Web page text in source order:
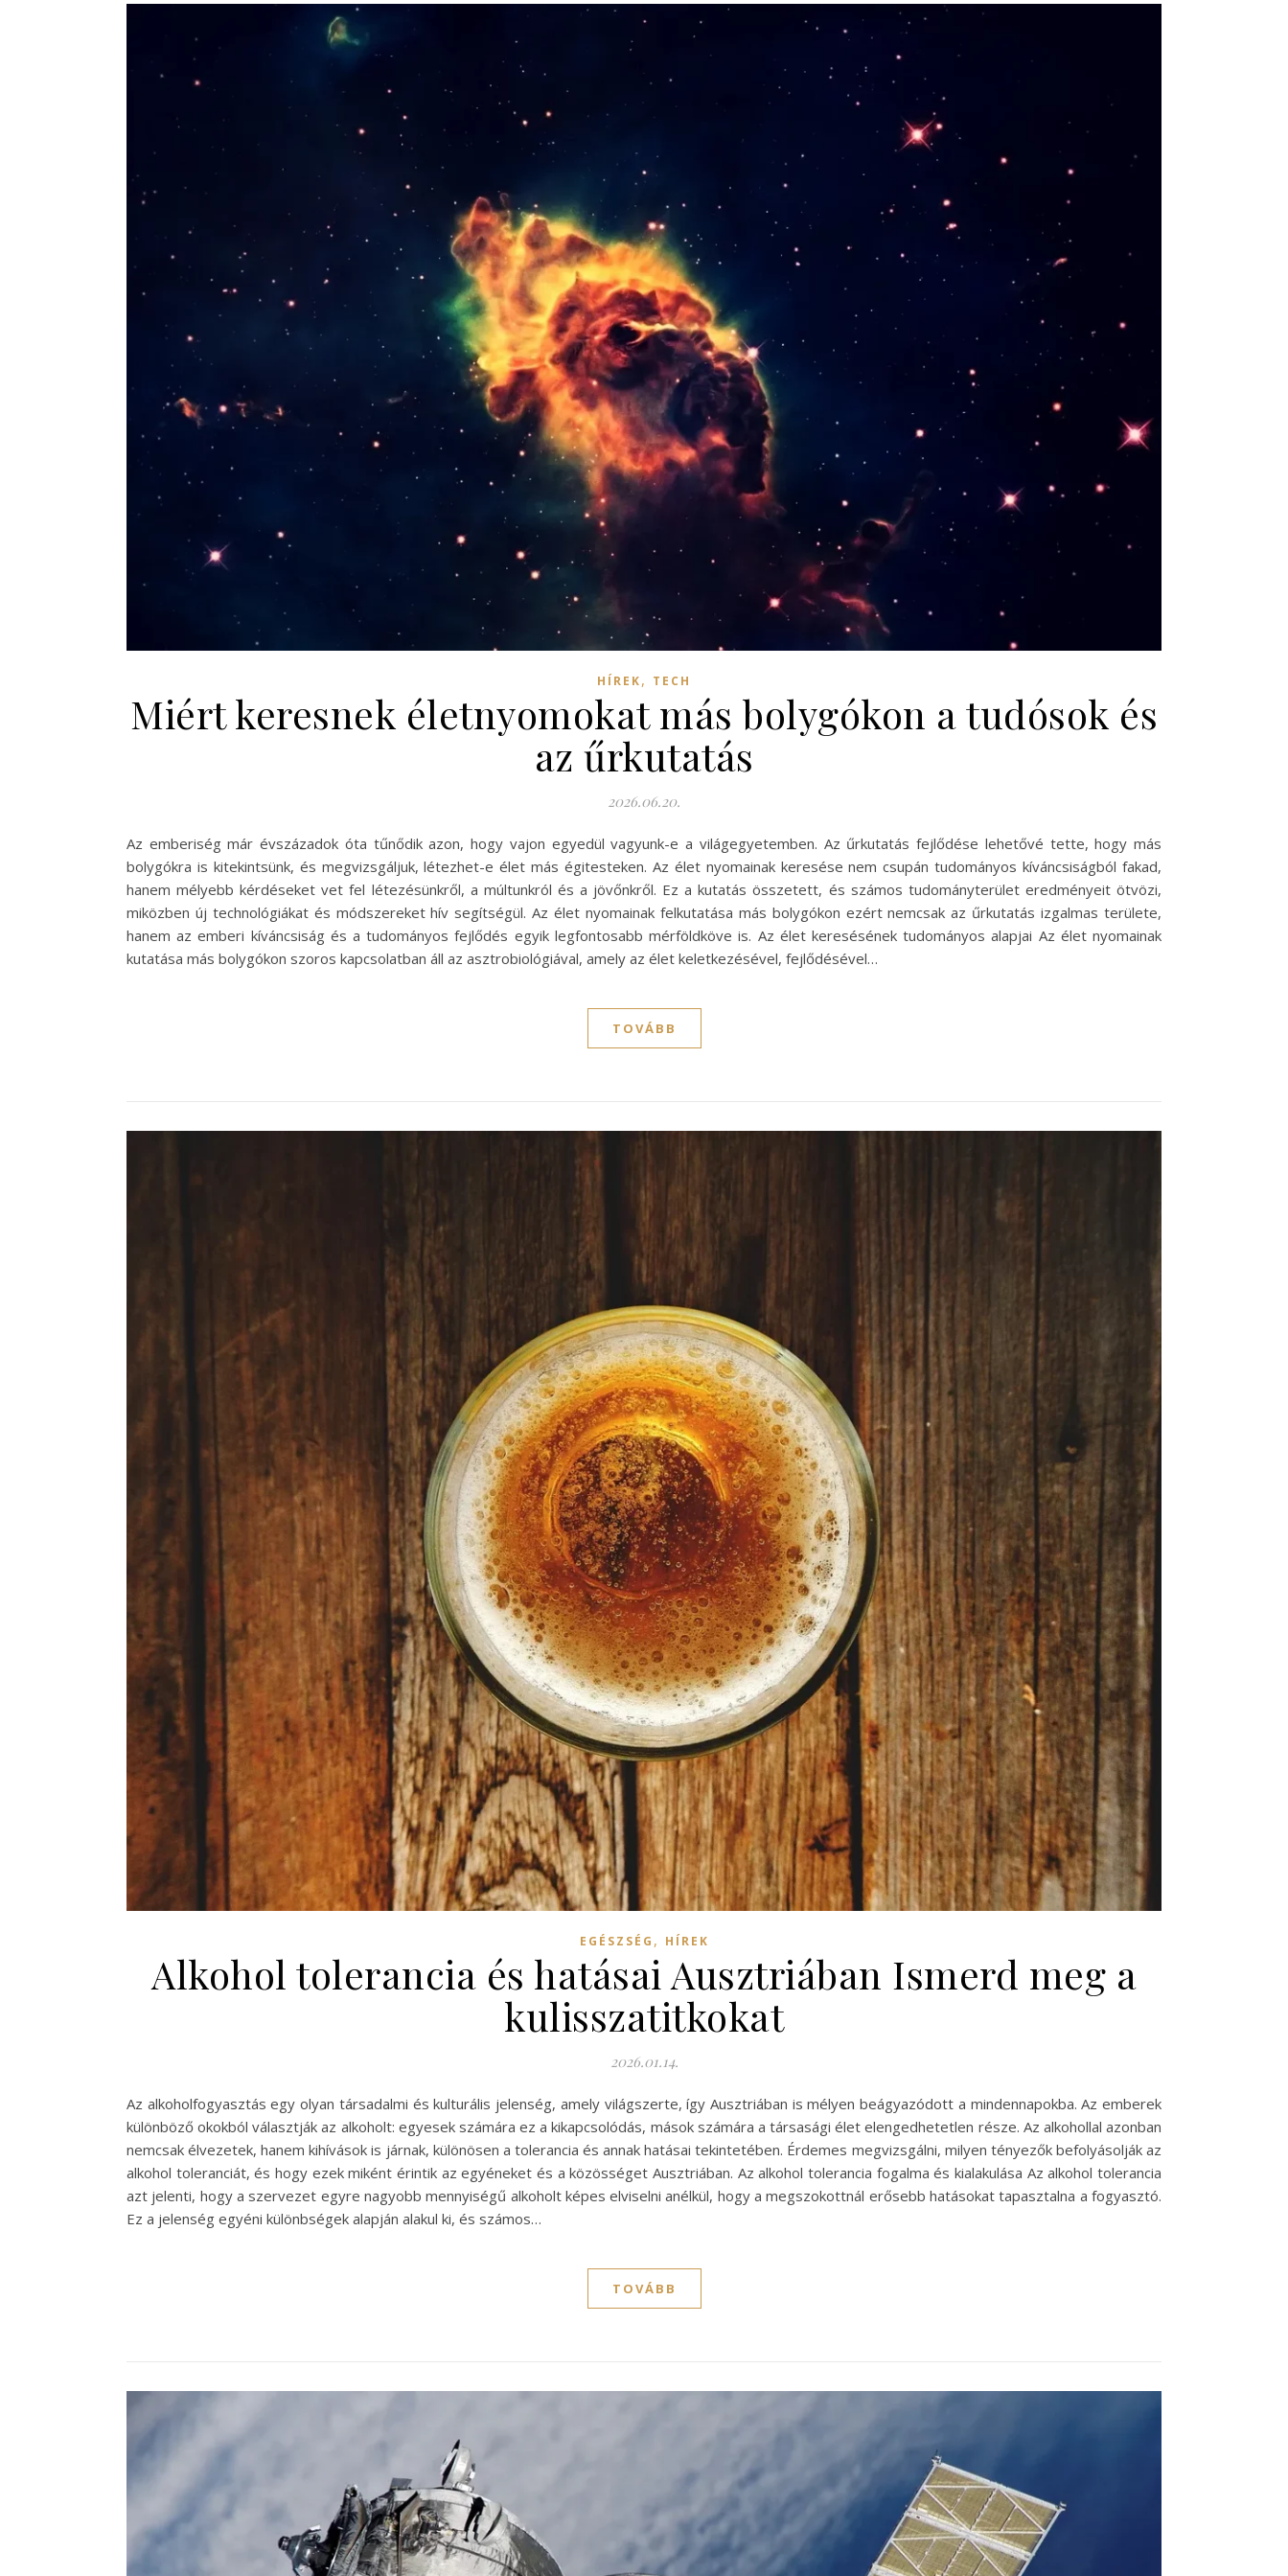
HÍREK, TECH
Miért keresnek életnyomokat más bolygókon a tudósok és
az űrkutatás
2026.06.20.
Az emberiség már évszázadok óta tűnődik azon, hogy vajon egyedül vagyunk-e a világegyetemben. Az űrkutatás fejlődése lehetővé tette, hogy más
bolygókra is kitekintsünk, és megvizsgáljuk, létezhet-e élet más égitesteken. Az élet nyomainak keresése nem csupán tudományos kíváncsiságból fakad,
hanem mélyebb kérdéseket vet fel létezésünkről, a múltunkról és a jövőnkről. Ez a kutatás összetett, és számos tudományterület eredményeit ötvözi,
miközben új technológiákat és módszereket hív segítségül. Az élet nyomainak felkutatása más bolygókon ezért nemcsak az űrkutatás izgalmas területe,
hanem az emberi kíváncsiság és a tudományos fejlődés egyik legfontosabb mérföldköve is. Az élet keresésének tudományos alapjai Az élet nyomainak
kutatása más bolygókon szoros kapcsolatban áll az asztrobiológiával, amely az élet keletkezésével, fejlődésével…
TOVÁBB
EGÉSZSÉG , HÍREK
Alkohol tolerancia és hatásai Ausztriában Ismerd meg a
kulisszatitkokat
2026.01.14.
Az alkoholfogyasztás egy olyan társadalmi és kulturális jelenség, amely világszerte, így Ausztriában is mélyen beágyazódott a mindennapokba. Az emberek
különböző okokból választják az alkoholt: egyesek számára ez a kikapcsolódás, mások számára a társasági élet elengedhetetlen része. Az alkohollal azonban
nemcsak élvezetek, hanem kihívások is járnak, különösen a tolerancia és annak hatásai tekintetében. Érdemes megvizsgálni, milyen tényezők befolyásolják az
alkohol toleranciát, és hogy ezek miként érintik az egyéneket és a közösséget Ausztriában. Az alkohol tolerancia fogalma és kialakulása Az alkohol tolerancia
azt jelenti, hogy a szervezet egyre nagyobb mennyiségű alkoholt képes elviselni anélkül, hogy a megszokottnál erősebb hatásokat tapasztalna a fogyasztó.
Ez a jelenség egyéni különbségek alapján alakul ki, és számos…
TOVÁBB